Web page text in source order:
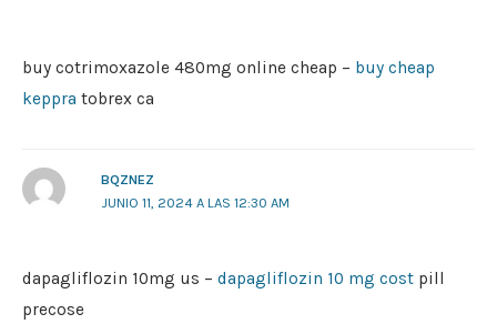
buy cotrimoxazole 480mg online cheap – buy cheap
keppra tobrex ca
BQZNEZ
JUNIO 11, 2024 A LAS 12:30 AM
dapagliflozin 10mg us – dapagliflozin 10 mg cost pill
precose